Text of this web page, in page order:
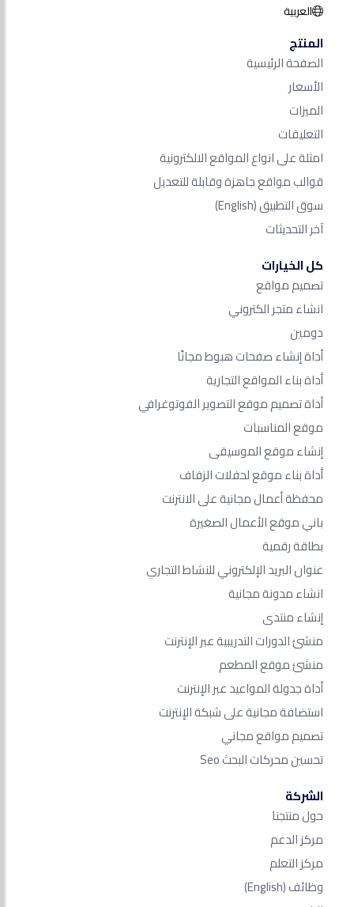
العربية
المنتج
الصفحة الرئيسية
الأسعار
الميزات
التعليقات
امثلة على انواع المواقع الالكترونية
قوالب مواقع جاهزة وقابلة للتعديل
سوق التطبيق(English)
آخر التحديثات
كل الخيارات
تصميم مواقع
انشاء متجر الكتروني
دومين
أداة إنشاء صفحات هبوط مجانًا
أداة بناء المواقع التجارية
أداة تصميم موقع التصوير الفوتوغرافي
موقع المناسبات
إنشاء موقع الموسيقى
أداة بناء موقع لحفلات الزفاف
محفظة أعمال مجانية على الانترنت
باني موقع الأعمال الصغيرة
بطاقة رقمية
عنوان البريد الإلكتروني للنشاط التجاري
انشاء مدونة مجانية
إنشاء منتدى
منشئ الدورات التدريبية عبر الإنترنت
منشئ موقع المطعم
أداة جدولة المواعيد عبر الإنترنت
استضافة مجانية على شبكة الإنترنت
تصميم مواقع مجاني
تحسين محركات البحث Seo​
الشركة
حول منتجنا
مركز الدعم
مركز التعلم
وظائف(English)